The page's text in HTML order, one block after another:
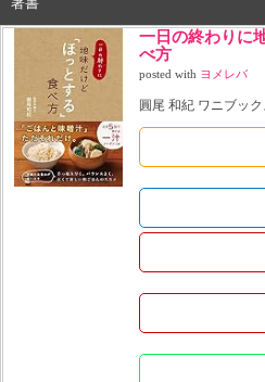
一日の終わりに
べ方
posted with ヨメレバ
圓尾 和紀 ワニブッ